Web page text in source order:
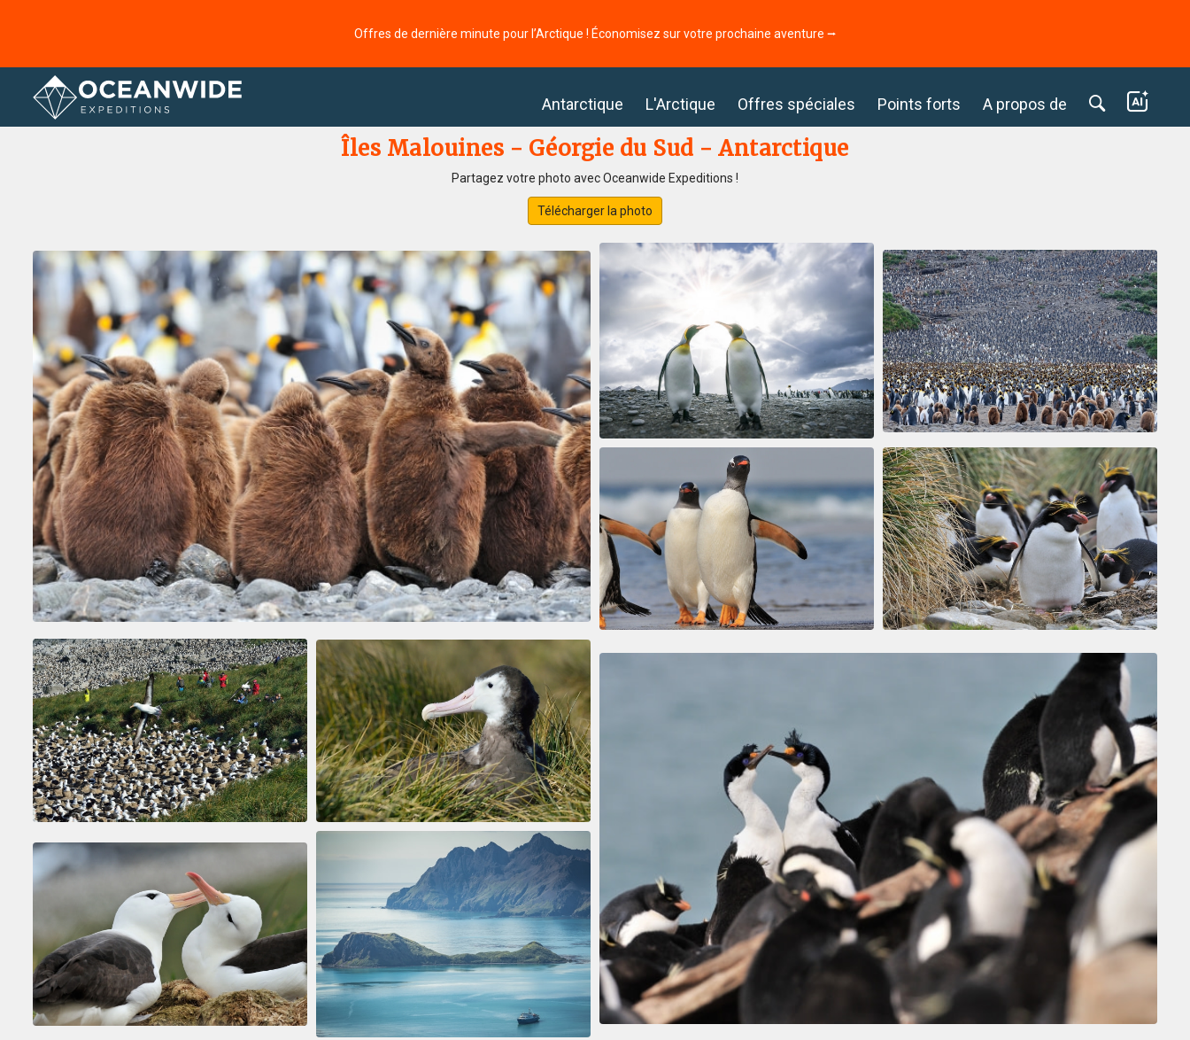
Offres de dernière minute pour l’Arctique ! Économisez sur votre prochaine aventure ⭢
Antarctique L'Arctique Offres spéciales Points forts A propos de
Accueil Galerie de photos
Îles Malouines - Géorgie du Sud - Antarctique
Partagez votre photo avec Oceanwide Expeditions !
Télécharger la photo